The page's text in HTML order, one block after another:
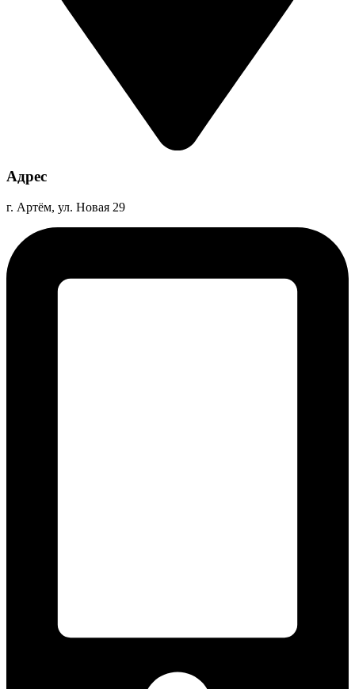
Адрес
г. Артём, ул. Новая 29